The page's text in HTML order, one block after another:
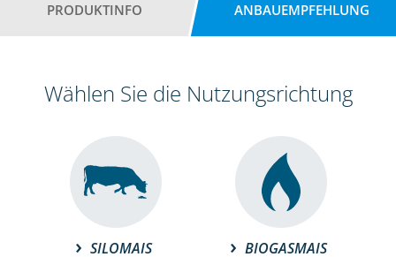
PRODUKTINFO ANBAUEMPFEHLUNG
Wählen Sie die Nutzungsrichtung
SILOMAIS BIOGASMAIS